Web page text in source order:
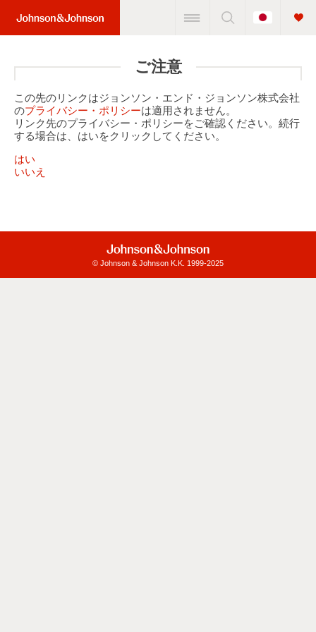
Logo)
Change
Country
ご注意
この先のリンクはジョンソン・エンド・ジョンソン株式会社
のプライバシー・ポリシーは適用されません。
リンク先のプライバシー・ポリシーをご確認ください。続行
する場合は、はいをクリックしてください。
はい
いいえ
© Johnson & Johnson K.K. 1999-2025